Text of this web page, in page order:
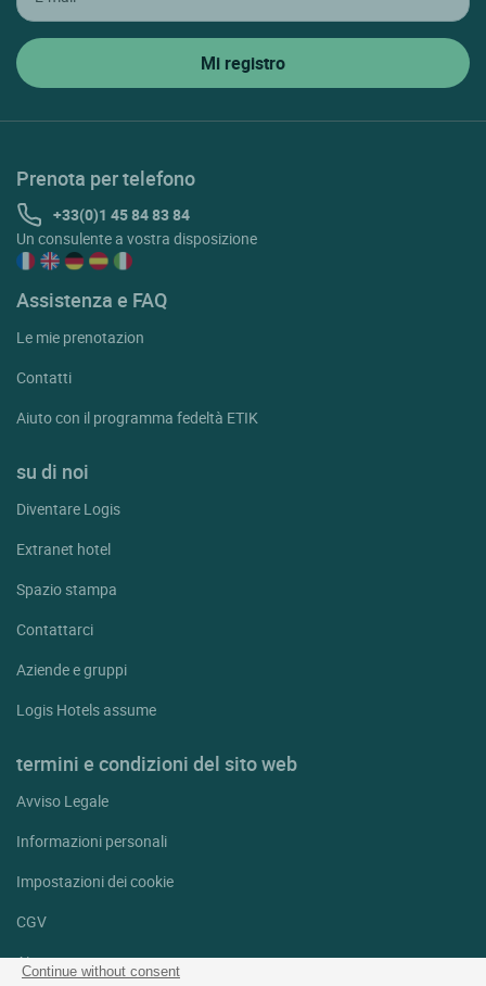
Continue without consent
Prenota per telefono
+33(0)1 45 84 83 84
Un consulente a vostra disposizione
Assistenza e FAQ
Le mie prenotazion
Contatti
Aiuto con il programma fedeltà ETIK
su di noi
Diventare Logis
Extranet hotel
Spazio stampa
Contattarci
Aziende e gruppi
Logis Hotels assume
termini e condizioni del sito web
Avviso Legale
Informazioni personali
Impostazioni dei cookie
CGV
Aiuto